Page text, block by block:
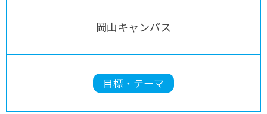
岡山キャンパス
目標・テーマ